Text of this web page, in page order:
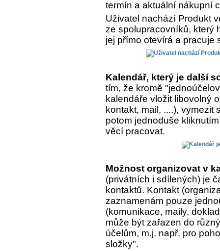
termín a aktuální nákupní
Uživatel nachází Produkt
ze spolupracovníků, který
jej přímo otevírá a pracuje
Kalendář, který je další
tím, že kromě
kalendáře vložit libovolný
kontakt, mail, ....), vymezit
potom jednoduše
věcí pracovat.
Možnost organizovat v
(privátních i sdílených) je
kontaktů. Kontakt
zaznamenám pouze
(komunikace, maily,
může být zařazen do
účelům, m.j. např. pro
složky".